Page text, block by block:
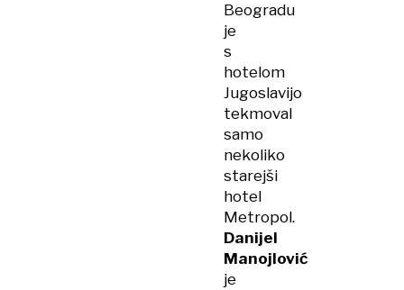
Beogradu
je
s
hotelom
Jugoslavijo
tekmoval
samo
nekoliko
starejši
hotel
Metropol.
Danijel
Manojlović
je